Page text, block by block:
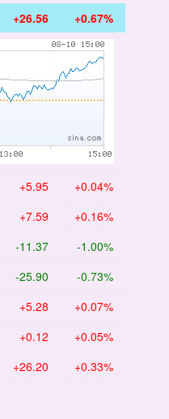
+26.56 +0.67%
+5.95 +0.04%
+7.59 +0.16%
-11.37 -1.00%
-25.90 -0.73%
+5.28 +0.07%
+0.12 +0.05%
+26.20 +0.33%